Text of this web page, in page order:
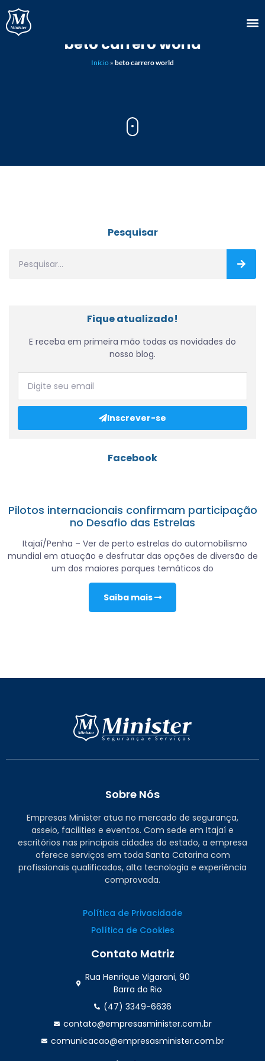
beto carrero world
Início » beto carrero world
Pesquisar
Fique atualizado!
E receba em primeira mão todas as novidades do
nosso blog.
Inscrever-se
Facebook
Pilotos internacionais confirmam participação
no Desafio das Estrelas
Itajaí/Penha – Ver de perto estrelas do automobilismo
mundial em atuação e desfrutar das opções de diversão de
um dos maiores parques temáticos do
Saiba mais
Sobre Nós
Empresas Minister atua no mercado de segurança,
asseio, facilities e eventos. Com sede em Itajaí e
escritórios nas principais cidades do estado, a empresa
oferece serviços em toda Santa Catarina com
profissionais qualificados, alta tecnologia e experiência
comprovada.
Política de Privacidade
Política de Cookies
Contato Matriz
Rua Henrique Vigarani, 90
Barra do Rio
(47) 3349-6636
contato@empresasminister.com.br
comunicacao@empresasminister.com.br